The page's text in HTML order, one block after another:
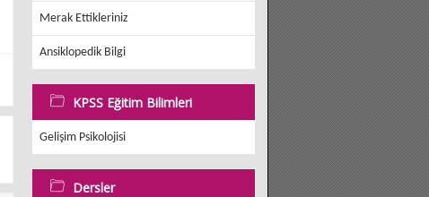
Merak Ettikleriniz
Ansiklopedik Bilgi
KPSS Eğitim Bilimleri
Gelişim Psikolojisi
Dersler